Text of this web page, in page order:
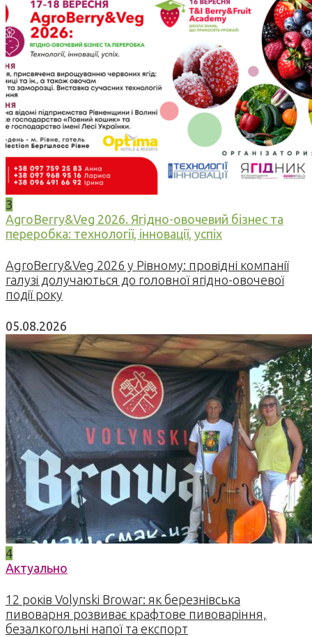
3
AgroBerry&Veg 2026. Ягідно-овочевий бізнес та
переробка: технології, інновації, успіх
AgroBerry&Veg 2026 у Рівному: провідні компанії
галузі долучаються до головної ягідно-овочевої
події року
05.08.2026
4
Актуально
12 років Volynski Browar: як березнівська
пивоварня розвиває крафтове пивоваріння,
безалкогольні напої та експорт